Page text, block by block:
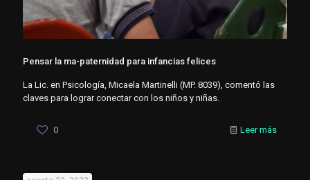
Pensar la ma-paternidad para infancias felices
La Lic. en Psicología, Micaela Martinelli (MP. 8039), comentó las
claves para lograr conectar con los niños y niñas.
0 Leer más